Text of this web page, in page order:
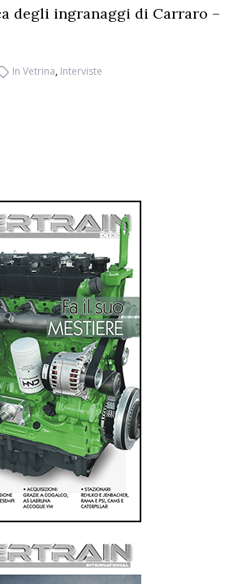
degli ingranaggi di Carraro –
In Vetrina, Interviste